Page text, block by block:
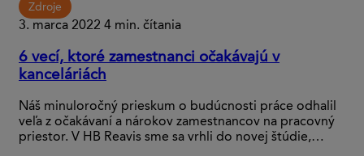
Zdroje
3. marca 2022 4 min. čítania
6 vecí, ktoré zamestnanci očakávajú v
kanceláriách
Náš minuloročný prieskum o budúcnosti práce odhalil
veľa z očakávaní a nárokov zamestnancov na pracovný
priestor. V HB Reavis sme sa vrhli do novej štúdie,…